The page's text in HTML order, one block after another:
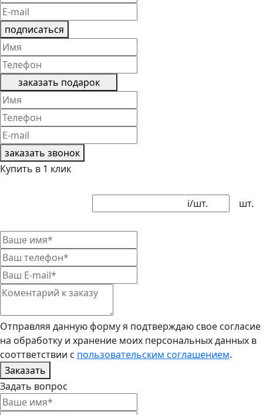
подписаться
заказать подарок
заказать звонок
Купить в 1 клик
шт.
i/шт.
Отправляя данную форму я подтверждаю свое согласие
на обработку и хранение моих персональных данных в
сооттветствии с пользовательским соглашением.
Заказать
Задать вопрос